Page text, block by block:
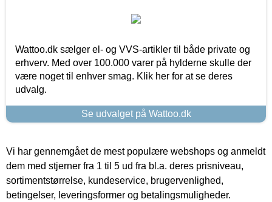
Wattoo.dk sælger el- og VVS-artikler til både private og
erhverv. Med over 100.000 varer på hylderne skulle der
være noget til enhver smag. Klik her for at se deres
udvalg.
Se udvalget på Wattoo.dk
Vi har gennemgået de mest populære webshops og anmeldt
dem med stjerner fra 1 til 5 ud fra bl.a. deres prisniveau,
sortimentstørrelse, kundeservice, brugervenlighed,
betingelser, leveringsformer og betalingsmuligheder.